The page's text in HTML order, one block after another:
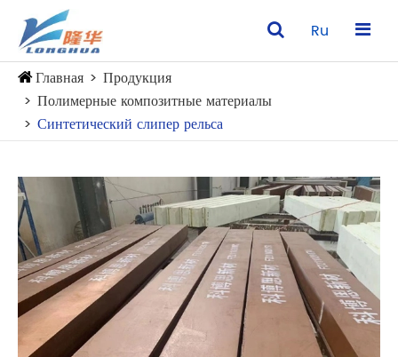
Ru
Главная
Продукция
Полимерные композитные материалы
Синтетический слипер рельса